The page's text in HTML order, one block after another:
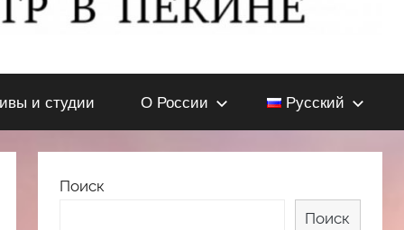
и студии О России Русский
Поиск
Поиск